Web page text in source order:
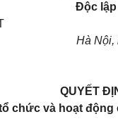
Độc lập
Hà Nội,
QUYẾT
chức và hoạt